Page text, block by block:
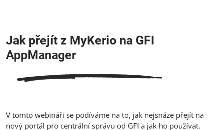
Jak přejít z MyKerio na GFI
AppManager
V tomto webináři se podíváme na to, jak nejsnáze přejít na
nový portál pro centrální správu od GFI a jak ho používat.